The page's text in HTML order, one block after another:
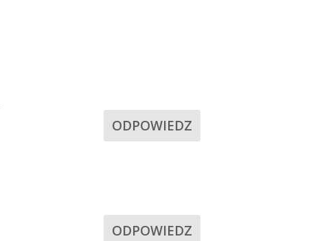
ODPOWIEDZ
ODPOWIEDZ